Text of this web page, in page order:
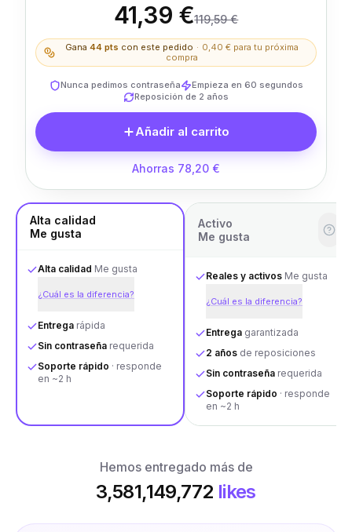
41,39 €119,59 €
Gana 44pts con este pedido · 0,40 €para tu próxima
compra
Nunca pedimos contraseña
Empieza en 60 segundos
Reposición de 2 años
Añadir al carrito
Ahorras 78,20 €
Alta calidad
Me gusta
Alta calidad Me gusta
¿Cuál es la diferencia?
Entrega rápida
Sin contraseña requerida
Soporte rápido · responde
en ~2 h
Activo
Me gusta
Reales y activos Me gusta
¿Cuál es la diferencia?
Entrega garantizada
2 años de reposiciones
Sin contraseña requerida
Soporte rápido · responde
en ~2 h
Hemos entregado más de
3,581,149,772 likes